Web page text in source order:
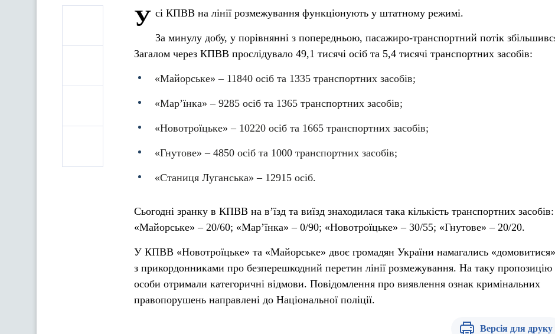
У сі КПВВ на лінії розмежування функціонують у штатному режимі.
За минулу добу, у порівнянні з попередньою, пасажиро-транспортний потік
Загалом через КПВВ прослідувало 49,1 тисячі осіб та 5,4 тисячі транспортних засобів:
«Майорське» – 11840 осіб та 1335 транспортних засобів;
«Мар’їнка» – 9285 осіб та 1365 транспортних засобів;
«Новотроїцьке» – 10220 осіб та 1665 транспортних засобів;
«Гнутове» – 4850 осіб та 1000 транспортних засобів;
«Станиця Луганська» – 12915 осіб.
Сьогодні зранку в КПВВ на в’їзд та виїзд знаходилася така кількість транспортних засобів:
«Майорське» – 20/60; «Мар’їнка» – 0/90; «Новотроїцьке» – 30/55; «Гнутове» – 20/20.
У КПВВ «Новотроїцьке» та «Майорське» двоє громадян України намагались «домовитися»
з прикордонниками про безперешкодний перетин лінії розмежування. На таку пропозицію
особи отримали категоричні відмови. Повідомлення про виявлення ознак кримінальних
правопорушень направлені до Національної поліції.
Версія для друку